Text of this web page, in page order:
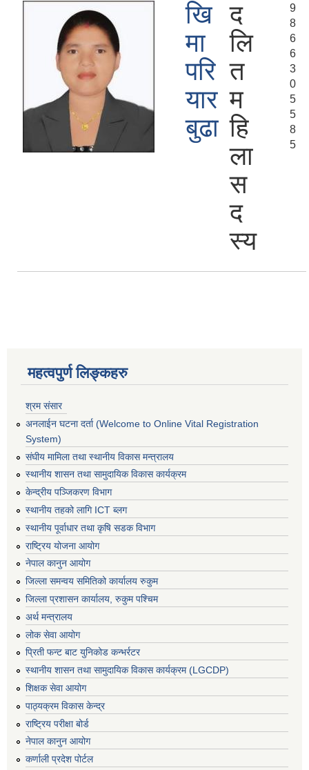
खि
मा
परि
यार
बुढा
द
लि
त
म
हि
ला
स
द
स्य
9
8
6
6
3
0
5
5
8
5
महत्वपुर्ण लिङ्कहरु
श्रम संसार
अनलाईन घटना दर्ता (Welcome to Online Vital Registration
System)
संघीय मामिला तथा स्थानीय विकास मन्त्रालय
स्थानीय शासन तथा सामुदायिक विकास कार्यक्रम
केन्द्रीय पञ्जिकरण विभाग
स्थानीय तहको लागि ICT ब्लग
स्थानीय पूर्वाधार तथा कृषि सडक विभाग
राष्ट्रिय योजना आयोग
नेपाल कानुन आयोग
जिल्ला समन्वय समितिको कार्यालय रुकुम
जिल्ला प्रशासन कार्यालय, रुकुम पश्चिम
अर्थ मन्त्रालय
लोक सेवा आयोग
प्रिती फन्ट बाट युनिकोड कन्भर्रटर
स्थानीय शासन तथा सामुदायिक विकास कार्यक्रम (LGCDP)
शिक्षक सेवा आयोग
पाठ्यक्रम विकास केन्द्र
राष्ट्रिय परीक्षा बोर्ड
नेपाल कानुन आयोग
कर्णाली प्रदेश पोर्टल